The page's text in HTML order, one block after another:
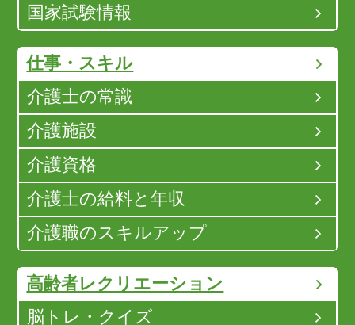
国家試験情報
仕事・スキル
介護士の常識
介護施設
介護資格
介護士の給料と年収
介護職のスキルアップ
高齢者レクリエーション
脳トレ・クイズ